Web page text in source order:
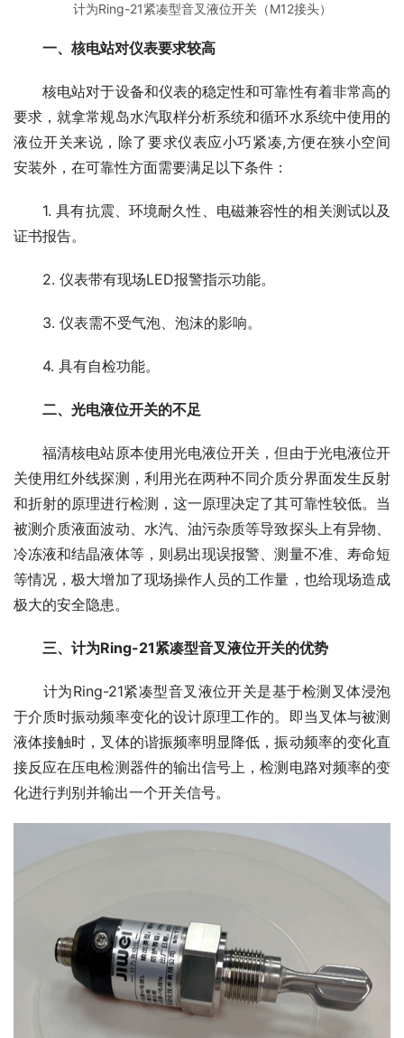
计为Ring-21紧凑型音叉液位开关（M12接头）
一、核电站对仪表要求较高
核电站对于设备和仪表的稳定性和可靠性有着非常高的
要求，就拿常规岛水汽取样分析系统和循环水系统中使用的
液位开关来说，除了要求仪表应小巧紧凑,方便在狭小空间
安装外，在可靠性方面需要满足以下条件：
1. 具有抗震、环境耐久性、电磁兼容性的相关测试以及
证书报告。
2. 仪表带有现场LED报警指示功能。
3. 仪表需不受气泡、泡沫的影响。
4. 具有自检功能。
二、光电液位开关的不足
福清核电站原本使用光电液位开关，但由于光电液位开
关使用红外线探测，利用光在两种不同介质分界面发生反射
和折射的原理进行检测，这一原理决定了其可靠性较低。当
被测介质液面波动、水汽、油污杂质等导致探头上有异物、
冷冻液和结晶液体等，则易出现误报警、测量不准、寿命短
等情况，极大增加了现场操作人员的工作量，也给现场造成
极大的安全隐患。
三、计为Ring-21紧凑型音叉液位开关的优势
计为Ring-21紧凑型音叉液位开关是基于检测叉体浸泡
于介质时振动频率变化的设计原理工作的。即当叉体与被测
液体接触时，叉体的谐振频率明显降低，振动频率的变化直
接反应在压电检测器件的输出信号上，检测电路对频率的变
化进行判别并输出一个开关信号。